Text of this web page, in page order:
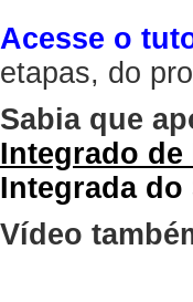
Acesse o
etapas, do
Sabia que
Integrado de
Integrada do
Vídeo